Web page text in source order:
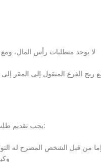
لا يوجد متطلبات رأس المال،
يجب تقديم طلب مع المستندات التالية إلى مكتب السجل التجاري المختص لتسجيل الفرع:
من قبل الشخص المصرح له